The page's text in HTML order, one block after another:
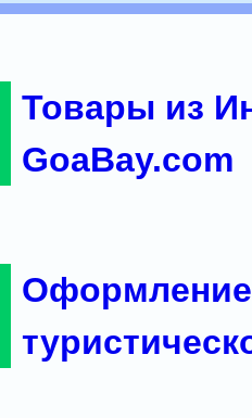
Товары из
GoaBay.com
Оформление